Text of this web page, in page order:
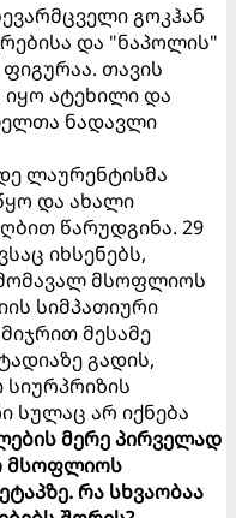
გოკჰან
და "ნაპოლის"
თავის
ატეხილი და
ნადავლი
ლაურენტისმა
და ახალი
წარუდგინა. 29
იხსენებს,
მსოფლიოს
სიმპათიური
მესამე
გადის,
სულაც არ იქნება
მერე პირველად
მსოფლიოს
რა სხვაობაა